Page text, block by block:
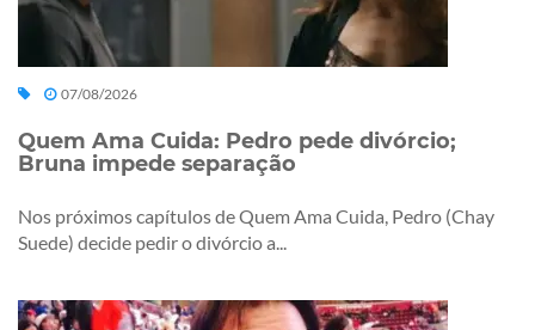
07/08/2026
Quem Ama Cuida: Pedro pede divórcio;
Bruna impede separação
Nos próximos capítulos de Quem Ama Cuida, Pedro (Chay
Suede) decide pedir o divórcio a...